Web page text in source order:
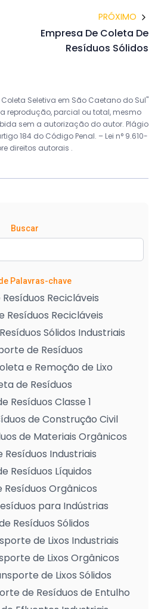
PRÓXIMO
Empresa De Coleta De
Resíduos Sólidos
Seletiva em São Caetano do Sul"
reprodução, parcial ou total, mesmo
sem a autorização do autor. Plágio
184 do Código Penal. – Lei n° 9.610-
direitos autorais .
Buscar
Palavras-chave
Recicláveis
Resíduos Recicláveis
Sólidos Industriais
de Resíduos
e Remoção de Lixo
de Resíduos
Resíduos Classe 1
de Construção Civil
de Materiais Orgânicos
Resíduos Industriais
Resíduos Líquidos
Resíduos Orgânicos
para Indústrias
Resíduos Sólidos
de Lixos Industriais
de Lixos Orgânicos
de Lixos Sólidos
de Resíduos de Entulho